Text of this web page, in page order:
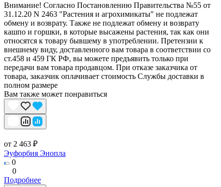
Внимание! Согласно Постановлению Правительства №55 от
31.12.20 N 2463 "Растения и агрохимикаты" не подлежат
обмену и возврату. Также не подлежат обмену и возврату
кашпо и горшки, в которые высажены растения, так как они
относятся к товару бывшему в употреблении. Претензии к
внешнему виду, доставленного вам товара в соответствии со
ст.458 и 459 ГК РФ, вы можете предъявить только при
передачи вам товара продавцом. При отказе заказчика от
товара, заказчик оплачивает стоимость Службы доставки в
полном размере
Вам также может понравиться
от 2 463 ₽
Эуфорбия Энопла
0
0
Подробнее